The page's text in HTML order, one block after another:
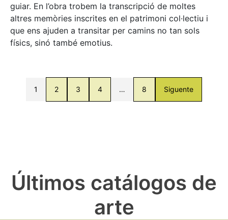
guiar. En l’obra trobem la transcripció de moltes
altres memòries inscrites en el patrimoni col·lectiu i
que ens ajuden a transitar per camins no tan sols
físics, sinó també emotius.
1 2 3 4 … 8 Siguente
Últimos catálogos de
arte